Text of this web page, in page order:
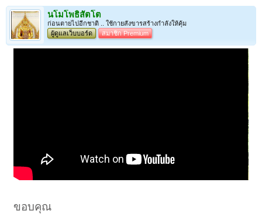
นโมโพธิสัตโต
ก่อนตายไปอีกชาติ .. ใช้กายสังขารสร้างกำลังให้คุ้ม
ผู้ดูแลเว็บบอร์ด
สมาชิก Premium
ขอบคุณ